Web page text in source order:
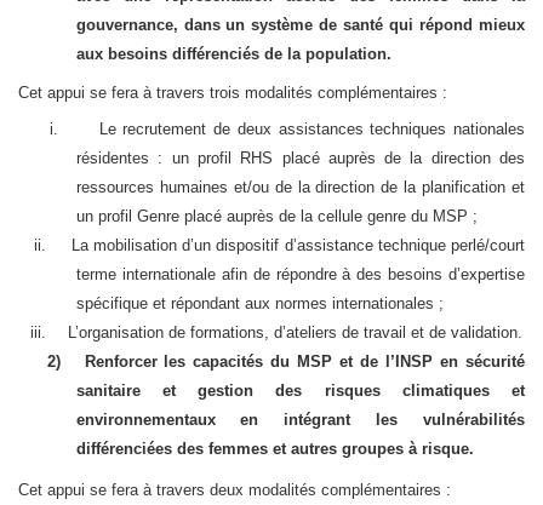
gouvernance, dans un système de santé qui répond mieux
aux besoins différenciés de la population.
Cet appui se fera à travers trois modalités complémentaires :
i.
Le recrutement de deux assistances techniques nationales
résidentes : un profil RHS placé auprès de la direction des
ressources humaines et/ou de la direction de la planification et
un profil Genre placé auprès de la cellule genre du MSP ;
ii.
La mobilisation d’un dispositif d’assistance technique perlé/court
terme internationale afin de répondre à des besoins d’expertise
spécifique et répondant aux normes internationales ;
iii.
L’organisation de formations, d’ateliers de travail et de validation.
2)
Renforcer les capacités du MSP et de l’INSP en sécurité
sanitaire et gestion des risques climatiques et
environnementaux en intégrant les vulnérabilités
différenciées des femmes et autres groupes à risque.
Cet appui se fera à travers deux modalités complémentaires :